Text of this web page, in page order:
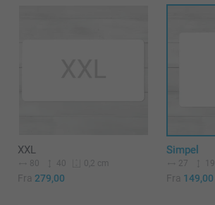
XXL
80 40 0,2 cm
Fra 279,00
Simpel
27 19
Fra 149,00